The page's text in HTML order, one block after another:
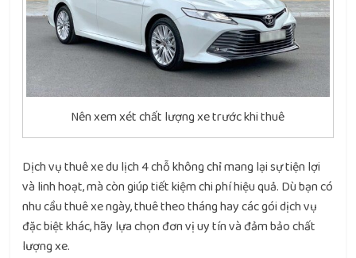
Nên xem xét chất lượng xe trước khi thuê
Dịch vụ thuê xe du lịch 4 chỗ không chỉ mang lại sự tiện lợi
và linh hoạt, mà còn giúp tiết kiệm chi phí hiệu quả. Dù bạn có
nhu cầu thuê xe ngày, thuê theo tháng hay các gói dịch vụ
đặc biệt khác, hãy lựa chọn đơn vị uy tín và đảm bảo chất
lượng xe.